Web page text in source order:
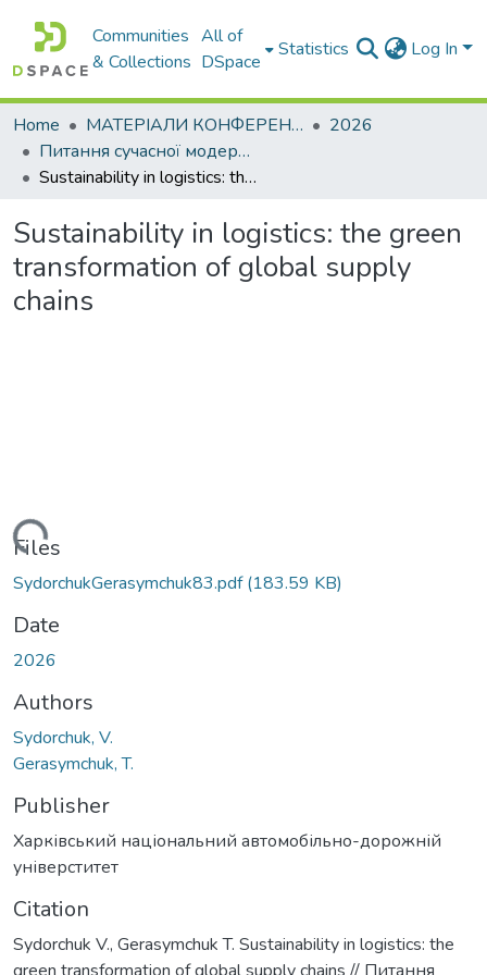
Communities
& Collections
All of
DSpace
Statistics Log In
Home МАТЕРІАЛИ КОНФЕРЕНЦІЙ
2026
Питання сучасної модернізації науки та освіти– 2026. Частина 5
Sustainability in logistics: the green transformation of global supply chains
Sustainability in logistics: the green
transformation of global supply
chains
Loading...
Files
SydorchukGerasymchuk83.pdf(183.59 KB)
Date
2026
Authors
Sydorchuk, V.
Gerasymchuk, T.
Publisher
Харківський національний автомобільно-дорожній
універститет
Citation
Sydorchuk V., Gerasymchuk T. Sustainability in logistics: the